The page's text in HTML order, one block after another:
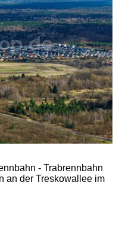
- Trabrennbahn
an der Treskowallee im